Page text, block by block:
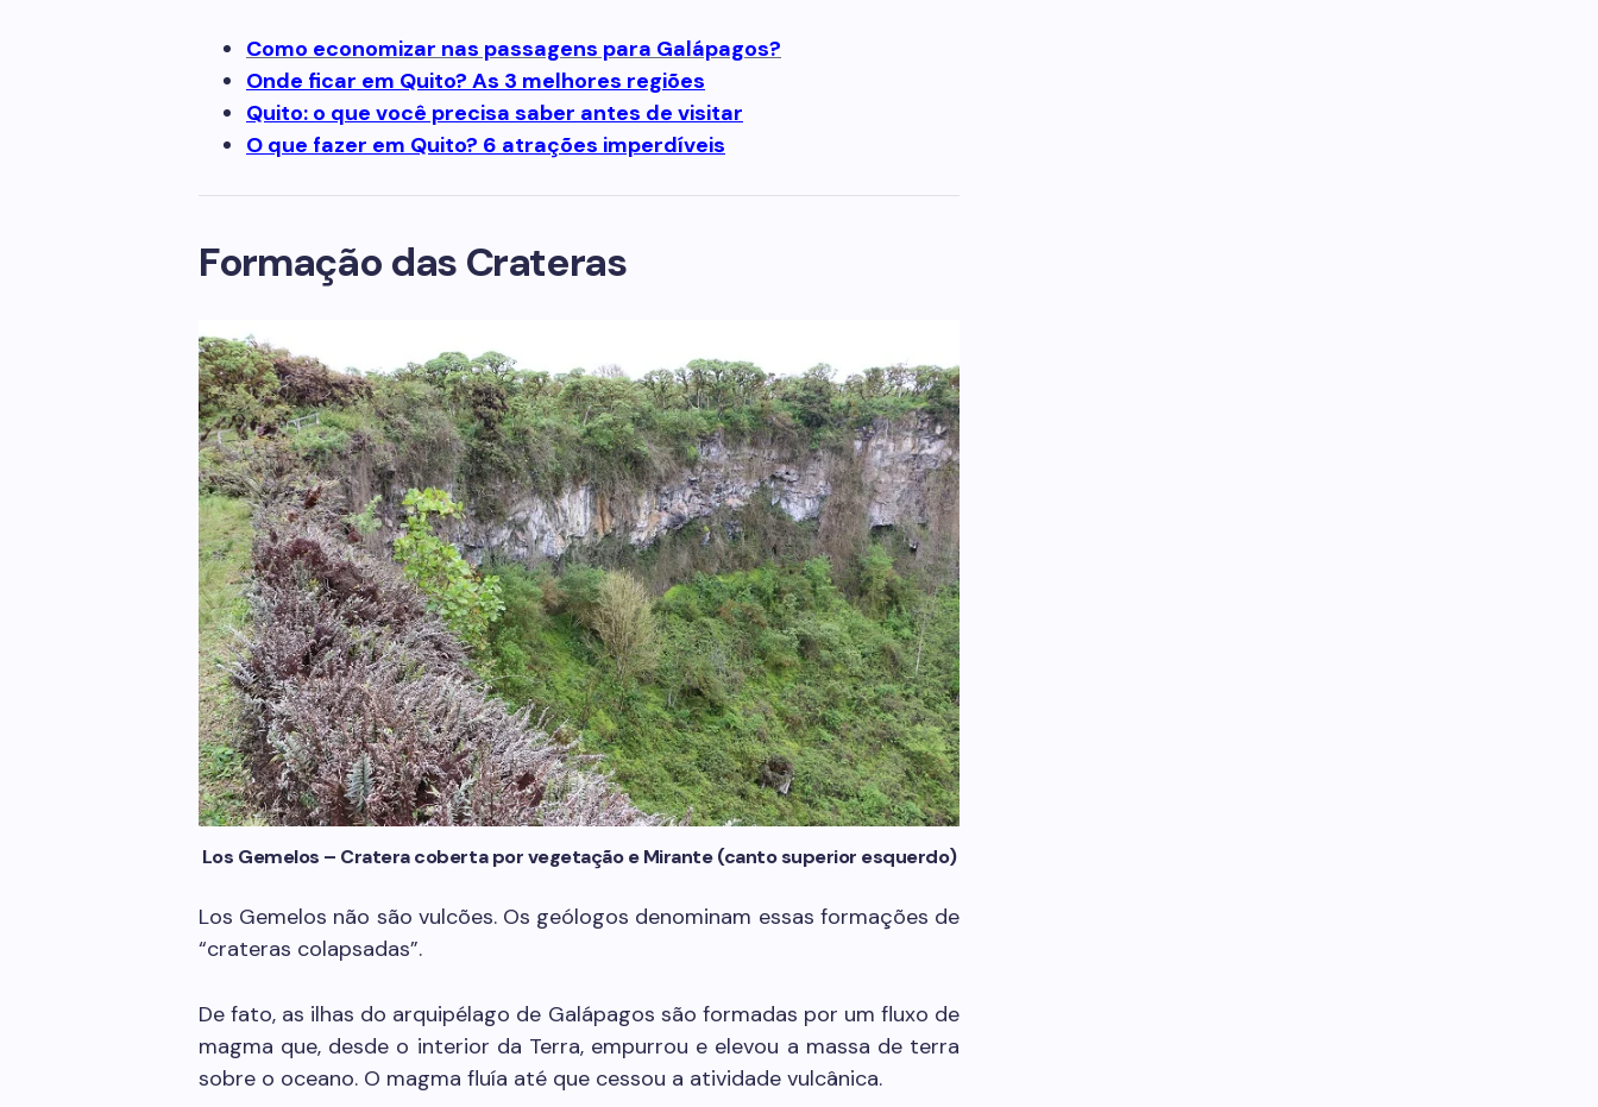
Como economizar nas passagens para Galápagos?
Onde ficar em Quito? As 3 melhores regiões
Quito: o que você precisa saber antes de visitar
O que fazer em Quito? 6 atrações imperdíveis
Formação das Crateras
Los Gemelos – Cratera coberta por vegetação e Mirante (canto superior esquerdo)
Los Gemelos não são vulcões. Os geólogos denominam essas formações de
“crateras colapsadas”.
De fato, as ilhas do arquipélago de Galápagos são formadas por um fluxo de
magma que, desde o interior da Terra, empurrou e elevou a massa de terra
sobre o oceano. O magma fluía até que cessou a atividade vulcânica.